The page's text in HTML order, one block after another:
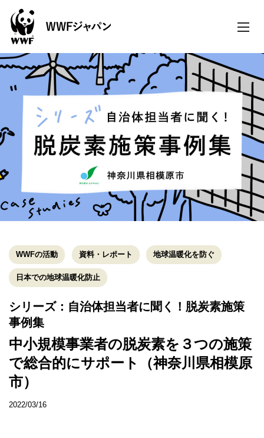
toggle
WWFの活動 資料・レポート 地球温暖化を防ぐ
日本での地球温暖化防止
シリーズ：自治体担当者に聞く！脱炭素施策
事例集
中小規模事業者の脱炭素を３つの施策
で総合的にサポート（神奈川県相模原
市）
2022/03/16